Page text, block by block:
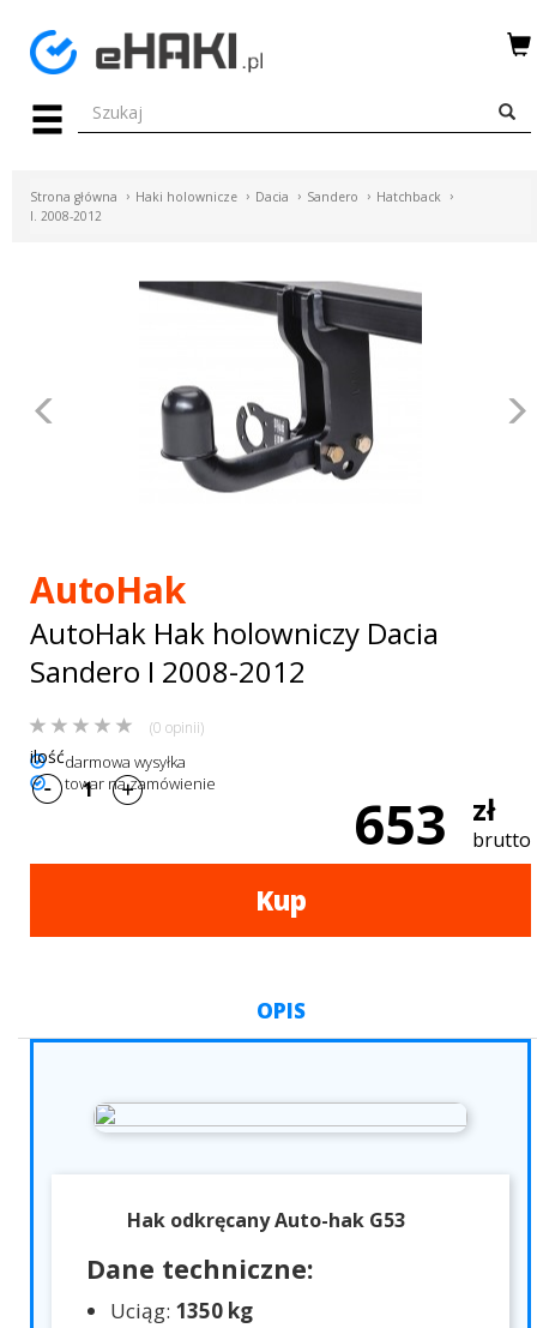
Menu
HAKI
WIĄZKI
BOXY
dachowe
AKCESORIA
SPORTOWE
Turystyka
Przyczepy
Strona główna Haki holownicze Dacia Sandero
Hatchback
I. 2008-2012
Poprzednie
AutoHak
AutoHak Hak holowniczy Dacia
Sandero I 2008-2012
(0 opinii)
darmowa wysyłka
towar na zamówienie
653 zł
brutto
ilość
Kup
OPIS
Hak odkręcany Auto-hak G53
Dane techniczne:
Uciąg: 1350 kg